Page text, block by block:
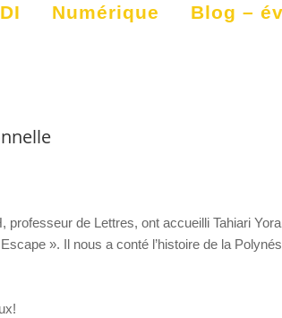
Numérique Blog –
de Lettres, ont accueilli Tahiari
». Il nous a conté l’histoire de la